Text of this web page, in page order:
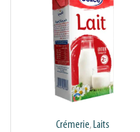
Crémerie, Laits